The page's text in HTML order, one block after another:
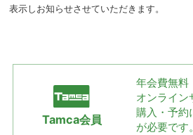
表示しお知らせさせていただきます。
Tamca会員
年会費無料
オンライン
購入・予約
が必要です。